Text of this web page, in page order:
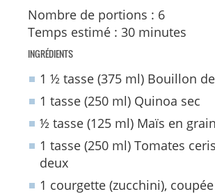
Nombre de portions : 6
Temps estimé : 30 minutes
INGRÉDIENTS
1 ½ tasse (375 ml) Bouillon
1 tasse (250 ml) Quinoa sec
½ tasse (125 ml) Maïs en
1 tasse (250 ml) Tomates
deux
1 courgette (zucchini),